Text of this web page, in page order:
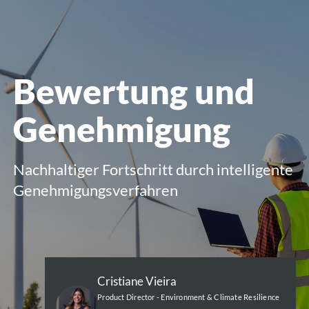
Bewertung und
Genehmigung
Nachhaltiger Fortschritt durch intelligente
Genehmigungsverfahren
Cristiane Vieira
Product Director - Environment & Climate Resilience